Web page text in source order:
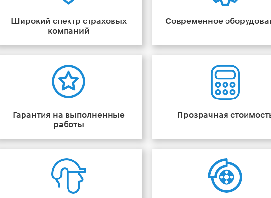
Широкий спектр страховых
компаний
Современное
Гарантия на выполненные
работы
Прозрачная